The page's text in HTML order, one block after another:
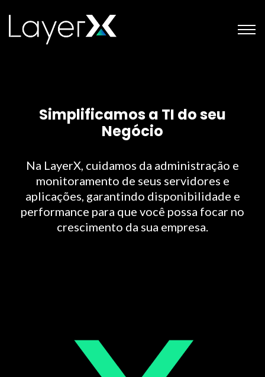
Simplificamos a TI do seu
Negócio
Na LayerX, cuidamos da administração e
monitoramento de seus servidores e
aplicações, garantindo disponibilidade e
performance para que você possa focar no
crescimento da sua empresa.